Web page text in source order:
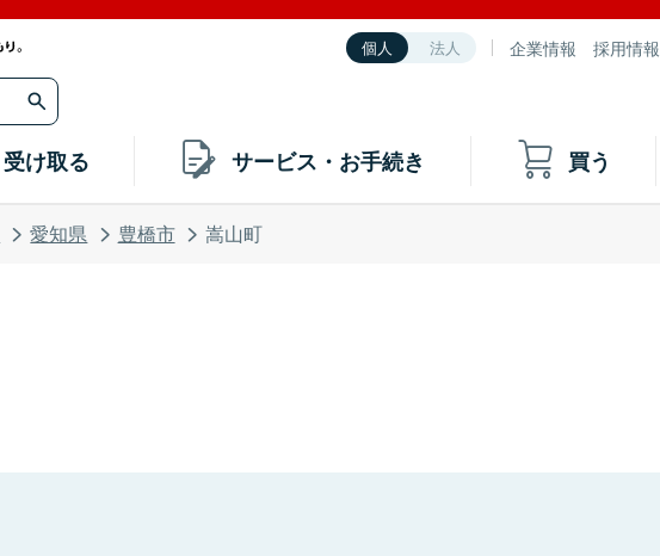
個人 法人 企業情報 採用情報
受け取る サービス・お手続き 買う
愛知県 豊橋市 嵩山町